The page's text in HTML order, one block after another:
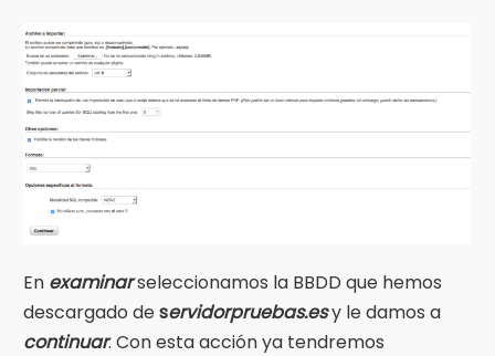
En examinarseleccionamos la BBDD que hemos
descargado deservidorpruebas.esy le damos a
continuar. Con esta acción ya tendremos